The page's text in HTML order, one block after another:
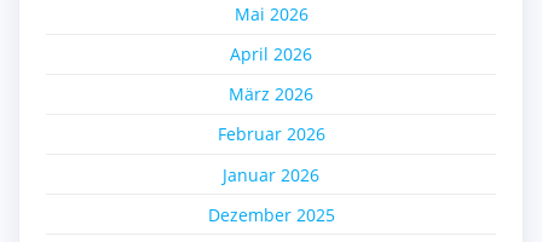
Mai 2026
April 2026
März 2026
Februar 2026
Januar 2026
Dezember 2025